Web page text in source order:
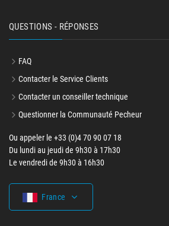
QUESTIONS - RÉPONSES
FAQ
Contacter le Service Clients
Contacter un conseiller technique
Questionner la Communauté Pecheur
Ou appeler le +33 (0)4 70 90 07 18
Du lundi au jeudi de 9h30 à 17h30
Le vendredi de 9h30 à 16h30
France